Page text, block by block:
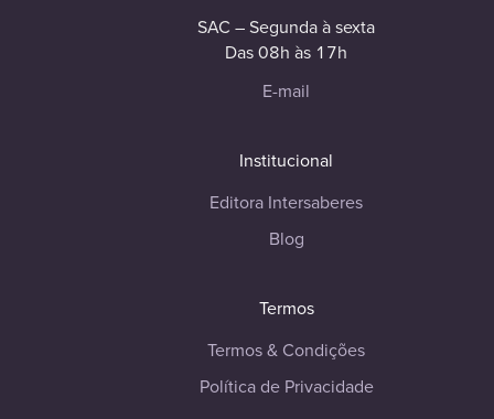
SAC – Segunda à sexta
Das 08h às 17h
E-mail
Institucional
Editora Intersaberes
Blog
Termos
Termos & Condições
Política de Privacidade